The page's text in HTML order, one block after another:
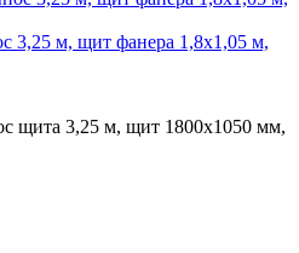
3,25 м, щит фанера 1,8х1,05 м,
щита 3,25 м, щит 1800х1050 мм,